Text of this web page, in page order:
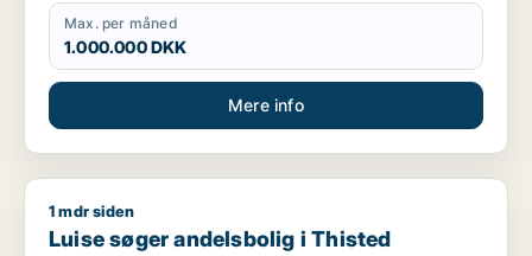
Max. per måned
1.000.000 DKK
Mere info
Luise søger andelsbolig i Thisted
1 mdr siden
Luise søger andelsbolig i Thisted